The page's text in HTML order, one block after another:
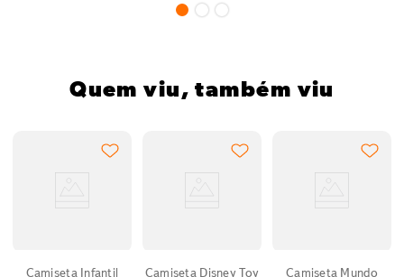
Quem viu, também viu
Camiseta Infantil Camiseta Disney Toy Camiseta Mundo